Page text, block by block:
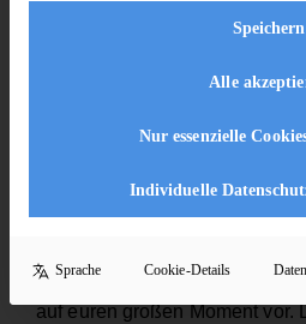
für Schritt Discofox tanzen
auf euren großen Moment vor.
Speichern
Alle
Nur essenzielle
Individuelle
Sprache Cookie-Details